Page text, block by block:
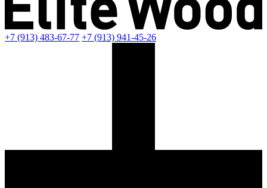
+7 (913) 483-67-77 +7 (913) 941-45-26